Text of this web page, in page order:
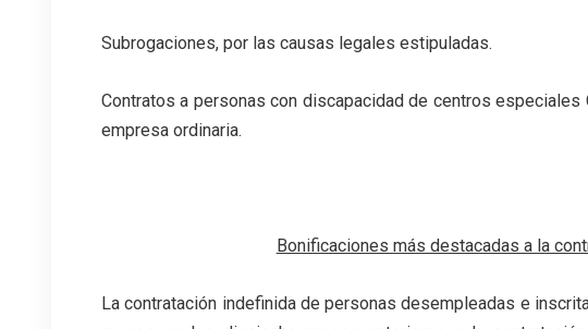
Subrogaciones, por las causas legales estipuladas.
Contratos a personas con discapacidad de centros especiales
empresa ordinaria.
Bonificaciones más destacadas a la
La contratación indefinida de personas desempleadas e